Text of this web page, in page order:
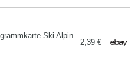
Ski Alpin
2,39 €